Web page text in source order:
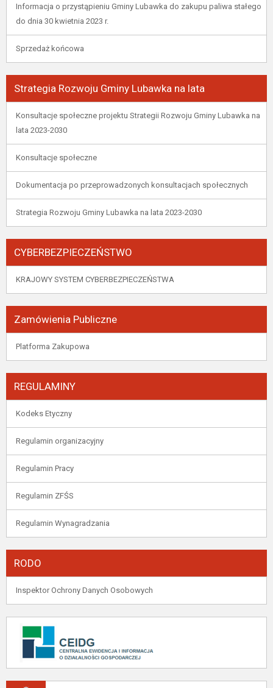
Informacja o przystąpieniu Gminy Lubawka do zakupu paliwa stałego
do dnia 30 kwietnia 2023 r.
Sprzedaż końcowa
Strategia Rozwoju Gminy Lubawka na lata
Konsultacje społeczne projektu Strategii Rozwoju Gminy Lubawka na
lata 2023-2030
Konsultacje społeczne
Dokumentacja po przeprowadzonych konsultacjach społecznych
Strategia Rozwoju Gminy Lubawka na lata 2023-2030
CYBERBEZPIECZEŃSTWO
KRAJOWY SYSTEM CYBERBEZPIECZEŃSTWA
Zamówienia Publiczne
Platforma Zakupowa
REGULAMINY
Kodeks Etyczny
Regulamin organizacyjny
Regulamin Pracy
Regulamin ZFŚS
Regulamin Wynagradzania
RODO
Inspektor Ochrony Danych Osobowych